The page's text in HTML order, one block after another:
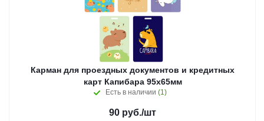
Карман для проездных документов и кредитных
карт Капибара 95х65мм
Есть в наличии (1)
90 руб./шт